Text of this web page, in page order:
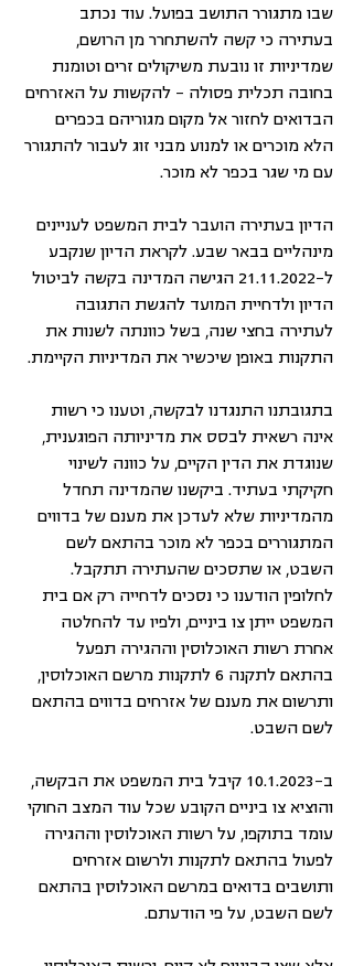
שבו מתגורר התושב בפועל. עוד נכתב
בעתירה כי קשה להשתחרר מן הרושם,
שמדיניות זו נובעת משיקולים זרים וטומנת
בחובה תכלית פסולה - להקשות על האזרחים
הבדואים לחזור אל מקום מגוריהם בכפרים
הלא מוכרים או למנוע מבני זוג לעבור להתגורר
עם מי שגר בכפר לא מוכר.
הדיון בעתירה הועבר לבית המשפט לעניינים
מינהליים בבאר שבע. לקראת הדיון שנקבע
ל-21.11.2022 הגישה המדינה בקשה לביטול
הדיון ולדחיית המועד להגשת התגובה
לעתירה בחצי שנה, בשל כוונתה לשנות את
התקנות באופן שיכשיר את המדיניות הקיימת.
בתגובתנו התנגדנו לבקשה, וטענו כי רשות
אינה רשאית לבסס את מדיניותה הפוגענית,
שנוגדת את הדין הקיים, על כוונה לשינוי
חקיקתי בעתיד. ביקשנו שהמדינה תחדל
מהמדיניות שלא לעדכן את מענם של בדווים
המתגוררים בכפר לא מוכר בהתאם לשם
השבט, או שתסכים שהעתירה תתקבל.
לחלופין הודענו כי נסכים לדחייה רק אם בית
המשפט ייתן צו ביניים, ולפיו עד להחלטה
אחרת רשות האוכלוסין וההגירה תפעל
בהתאם לתקנה 6 לתקנות מרשם האוכלוסין,
ותרשום את מענם של אזרחים בדווים בהתאם
לשם השבט.
ב-10.1.2023 קיבל בית המשפט את הבקשה,
והוציא צו ביניים הקובע שכל עוד המצב החוקי
עומד בתוקפו, על רשות האוכלוסין וההגירה
לפעול בהתאם לתקנות ולרשום אזרחים
ותושבים בדואים במרשם האוכלוסין בהתאם
לשם השבט, על פי הודעתם.